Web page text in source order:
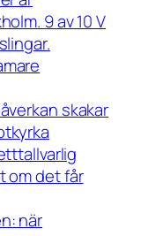
9 av 10 V
skakar
om det får
när